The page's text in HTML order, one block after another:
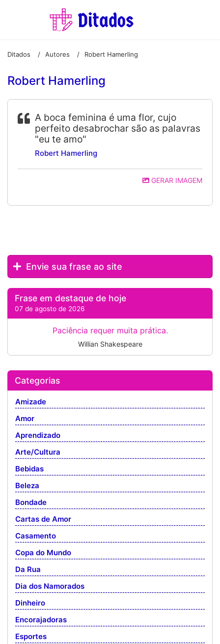
Ditados / Autores / Robert Hamerling
Robert Hamerling
A boca feminina é uma flor, cujo
perfeito desabrochar são as palavras
"eu te amo"
Robert Hamerling
GERAR IMAGEM
Envie sua frase ao site
Frase em destaque de hoje
07 de agosto de 2026
Paciência requer muita prática.
Willian Shakespeare
Categorias
Amizade
Amor
Aprendizado
Arte/Cultura
Bebidas
Beleza
Bondade
Cartas de Amor
Casamento
Copa do Mundo
Da Rua
Dia dos Namorados
Dinheiro
Encorajadoras
Esportes